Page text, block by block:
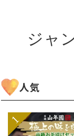
ジャ
人気